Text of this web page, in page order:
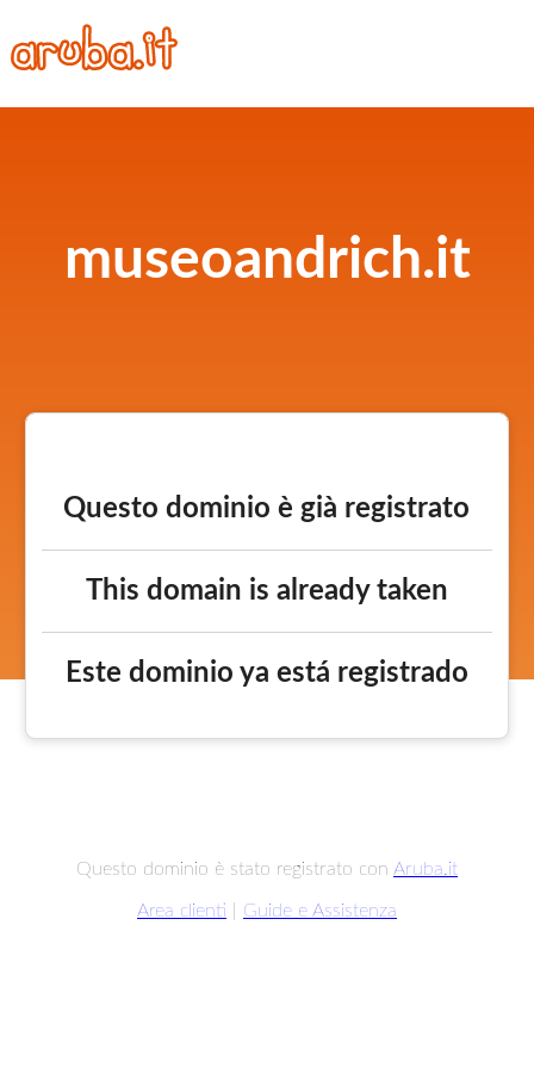
museoandrich.it
Questo dominio è già registrato
This domain is already taken
Este dominio ya está registrado
Questo dominio è stato registrato con Aruba.it
Area clienti Guide e Assistenza